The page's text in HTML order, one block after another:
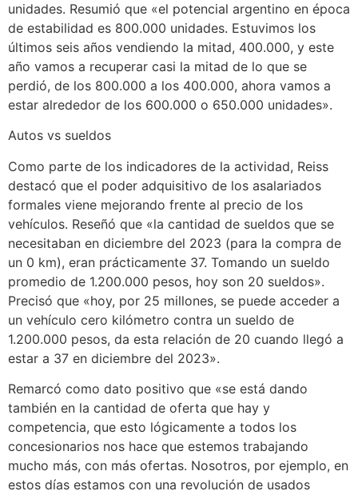
unidades. Resumió que «el potencial argentino en época
de estabilidad es 800.000 unidades. Estuvimos los
últimos seis años vendiendo la mitad, 400.000, y este
año vamos a recuperar casi la mitad de lo que se
perdió, de los 800.000 a los 400.000, ahora vamos a
estar alrededor de los 600.000 o 650.000 unidades».
Autos vs sueldos
Como parte de los indicadores de la actividad, Reiss
destacó que el poder adquisitivo de los asalariados
formales viene mejorando frente al precio de los
vehículos. Reseñó que «la cantidad de sueldos que se
necesitaban en diciembre del 2023 (para la compra de
un 0 km), eran prácticamente 37. Tomando un sueldo
promedio de 1.200.000 pesos, hoy son 20 sueldos».
Precisó que «hoy, por 25 millones, se puede acceder a
un vehículo cero kilómetro contra un sueldo de
1.200.000 pesos, da esta relación de 20 cuando llegó a
estar a 37 en diciembre del 2023».
Remarcó como dato positivo que «se está dando
también en la cantidad de oferta que hay y
competencia, que esto lógicamente a todos los
concesionarios nos hace que estemos trabajando
mucho más, con más ofertas. Nosotros, por ejemplo, en
estos días estamos con una revolución de usados